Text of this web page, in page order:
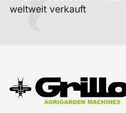
weltweit verkauft